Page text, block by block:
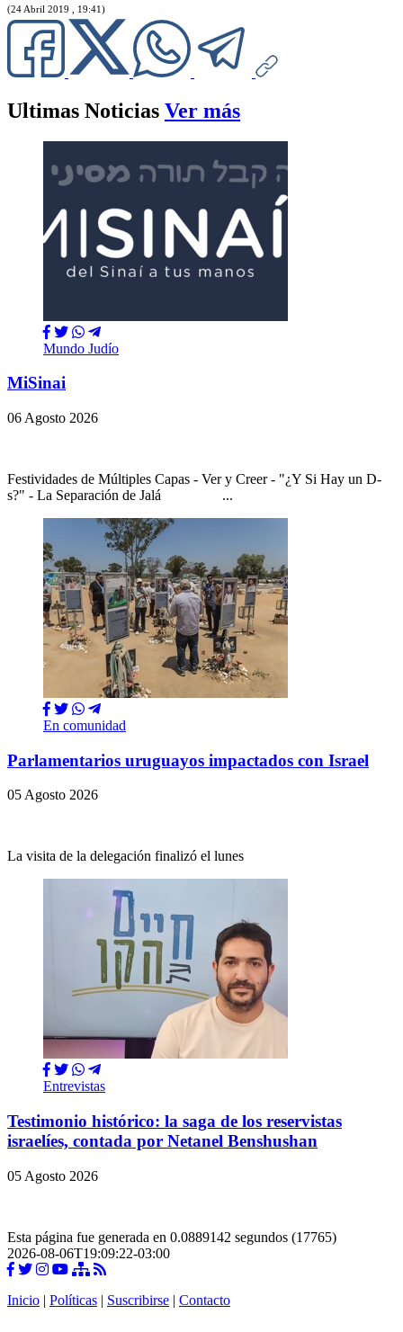
(24 Abril 2019 , 19:41)
Ultimas Noticias Ver más
Mundo Judío
MiSinai
06 Agosto 2026
Festividades de Múltiples Capas - Ver y Creer - "¿Y Si Hay un D-
s?" - La Separación de Jalá ...
En comunidad
Parlamentarios uruguayos impactados con Israel
05 Agosto 2026
La visita de la delegación finalizó el lunes
Entrevistas
Testimonio histórico: la saga de los reservistas
israelíes, contada por Netanel Benshushan
05 Agosto 2026
Esta página fue generada en 0.0889142 segundos (17765)
2026-08-06T19:09:22-03:00
Inicio | Políticas | Suscribirse | Contacto